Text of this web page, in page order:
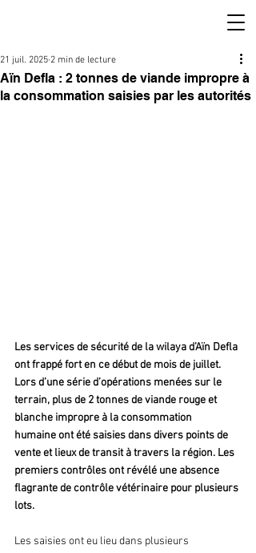
Aïn Defla : 2 tonnes de viande impropre à
la consommation saisies par les autorités
21 juil. 2025 2 min de lecture
Les services de sécurité de la wilaya d’Aïn Defla
ont frappé fort en ce début de mois de juillet.
Lors d’une série d’opérations menées sur le
terrain, plus de 2 tonnes de viande rouge et
blanche impropre à la consommation
humaine ont été saisies dans divers points de
vente et lieux de transit à travers la région. Les
premiers contrôles ont révélé une absence
flagrante de contrôle vétérinaire pour plusieurs
lots.
Les saisies ont eu lieu dans plusieurs